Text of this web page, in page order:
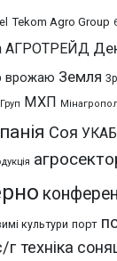
Tekom Agro Group
АГРОТРЕЙД
врожаю Земля
МХП
Соя УКАБ
культури порт
г техніка